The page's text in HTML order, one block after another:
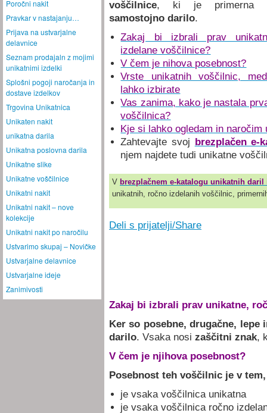
Poročni nakit
Pravkar v nastajanju…
Prijava na ustvarjalne
delavnice
Seznam prodajaln z mojimi
unikatnimi izdelki
Splošni pogoji naročanja in
dostave izdelkov
Trgovina Unikatnica
Unikaten nakit
unikatna darila
Unikatna poslovna darila
Unikatne slike
Unikatne voščilnice
Unikatni nakit
Unikatni nakit – nove
kolekcije
Unikatni nakit po naročilu
Ustvarimo skupaj – Novičke
Ustvarjalne delavnice
Ustvarjalne ideje
Zanimivosti
voščilnice, ki je primerna
samostojno darilo.
Zakaj bi izbrali prav
izdelane voščilnice?
V čem je nihova posebnost?
Vrste unikatnih voščilnic,
lahko izbirate
Vas zanima, kako je nastala
voščilnica?
Kje si lahko ogledam in
Zahtevajte svoj brezplačen e-
njem najdete tudi unikatne
V brezplačnem e-katalogu unikatnih
unikatnih, ročno izdelanih voščilnic,
Deli s prijatelji/Share
Zakaj bi izbrali prav unikatne,
Ker so posebne, drugačne,
darilo. Vsaka nosi zaščitni znak,
V čem je njihova posebnost?
Posebnost teh voščilnic je v
je vsaka voščilnica unikatna
je vsaka voščilnica ročno